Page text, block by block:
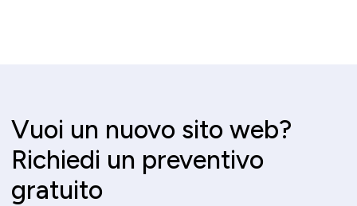
Vuoi un nuovo sito web?
Richiedi un preventivo
gratuito